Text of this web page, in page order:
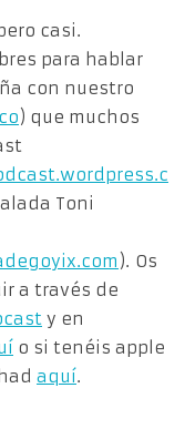
casi.
para hablar
con nuestro
) que muchos
Toni
). Os
a través de
y en
o si tenéis apple
aquí.